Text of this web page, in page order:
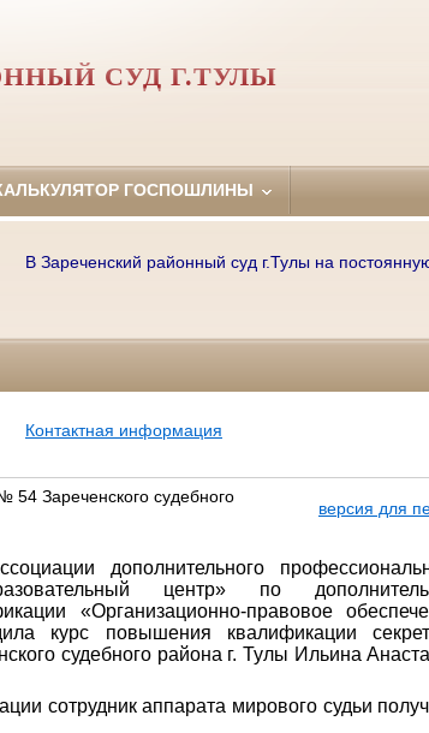
СУД Г.ТУЛЫ
ГОСПОШЛИНЫ
В Зареченский районный суд г.Тулы на постоянную
Контактная информация
54 Зареченского судебного
версия для
дополнительного
центр» по
«Организационно-правовое
курс повышения квалификации
судебного района г. Тулы Ильина
сотрудник аппарата мирового судьи